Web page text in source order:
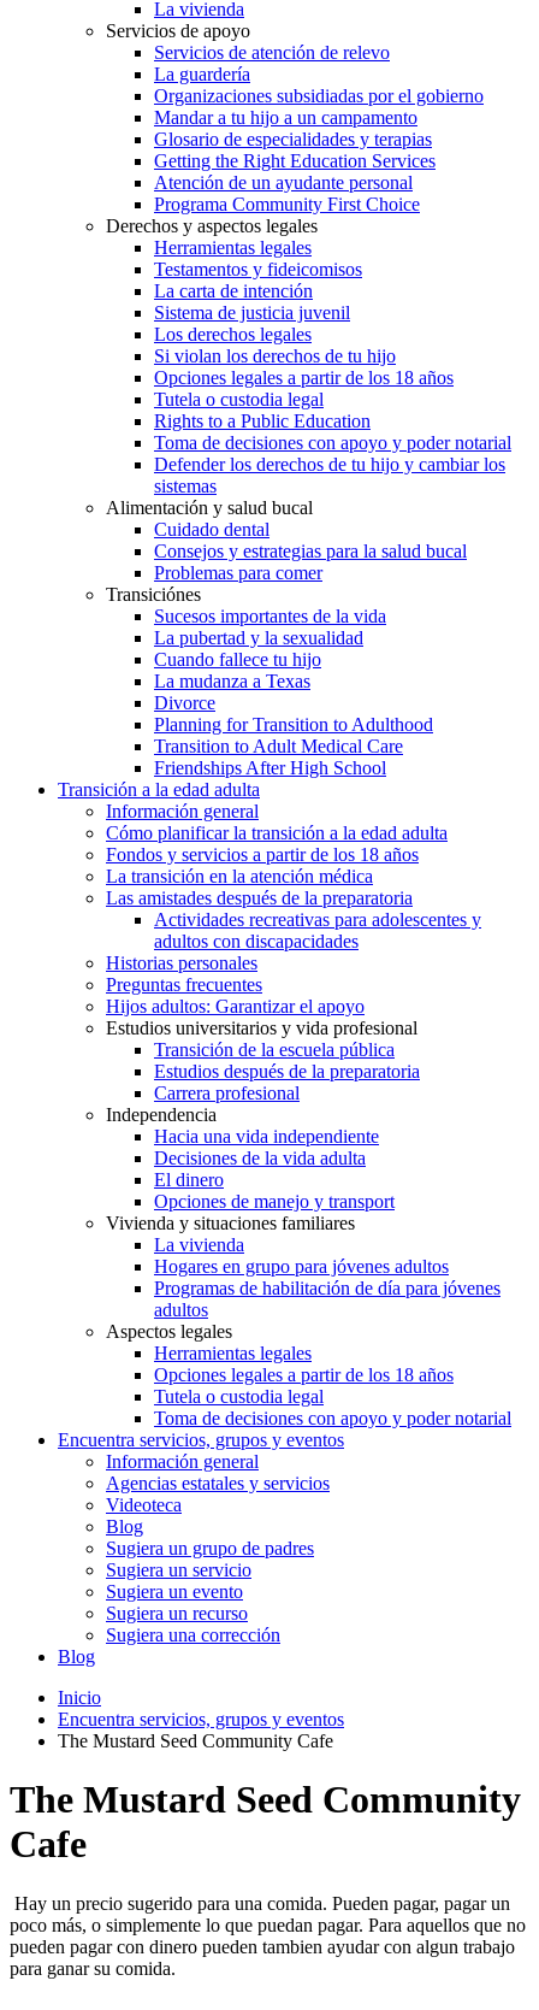
La vivienda
Servicios de apoyo
Servicios de atención de relevo
La guardería
Organizaciones subsidiadas por el gobierno
Mandar a tu hijo a un campamento
Glosario de especialidades y terapias
Getting the Right Education Services
Atención de un ayudante personal
Programa Community First Choice
Derechos y aspectos legales
Herramientas legales
Testamentos y fideicomisos
La carta de intención
Sistema de justicia juvenil
Los derechos legales
Si violan los derechos de tu hijo
Opciones legales a partir de los 18 años
Tutela o custodia legal
Rights to a Public Education
Toma de decisiones con apoyo y poder notarial
Defender los derechos de tu hijo y cambiar los
sistemas
Alimentación y salud bucal
Cuidado dental
Consejos y estrategias para la salud bucal
Problemas para comer
Transiciónes
Sucesos importantes de la vida
La pubertad y la sexualidad
Cuando fallece tu hijo
La mudanza a Texas
Divorce
Planning for Transition to Adulthood
Transition to Adult Medical Care
Friendships After High School
Transición a la edad adulta
Información general
Cómo planificar la transición a la edad adulta
Fondos y servicios a partir de los 18 años
La transición en la atención médica
Las amistades después de la preparatoria
Actividades recreativas para adolescentes y
adultos con discapacidades
Historias personales
Preguntas frecuentes
Hijos adultos: Garantizar el apoyo
Estudios universitarios y vida profesional
Transición de la escuela pública
Estudios después de la preparatoria
Carrera profesional
Independencia
Hacia una vida independiente
Decisiones de la vida adulta
El dinero
Opciones de manejo y transport
Vivienda y situaciones familiares
La vivienda
Hogares en grupo para jóvenes adultos
Programas de habilitación de día para jóvenes
adultos
Aspectos legales
Herramientas legales
Opciones legales a partir de los 18 años
Tutela o custodia legal
Toma de decisiones con apoyo y poder notarial
Encuentra servicios, grupos y eventos
Información general
Agencias estatales y servicios
Videoteca
Blog
Sugiera un grupo de padres
Sugiera un servicio
Sugiera un evento
Sugiera un recurso
Sugiera una corrección
Blog
Inicio
Encuentra servicios, grupos y eventos
The Mustard Seed Community Cafe
The Mustard Seed Community
Cafe
Hay un precio sugerido para una comida. Pueden pagar, pagar un
poco más, o simplemente lo que puedan pagar. Para aquellos que no
pueden pagar con dinero pueden tambien ayudar con algun trabajo
para ganar su comida.